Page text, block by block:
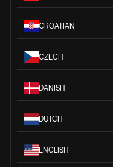
CROATIAN
CZECH
DANISH
DUTCH
ENGLISH